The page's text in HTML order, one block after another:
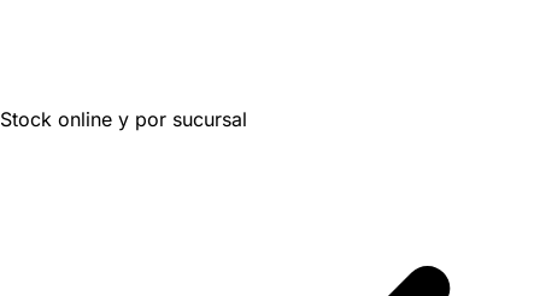
Stock online y por sucursal